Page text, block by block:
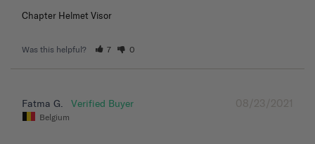
Chapter Helmet Visor
Was this helpful? 7 0
08/23/2021
Fatma G.
Belgium